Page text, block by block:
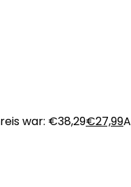
war: €38,29€27,99